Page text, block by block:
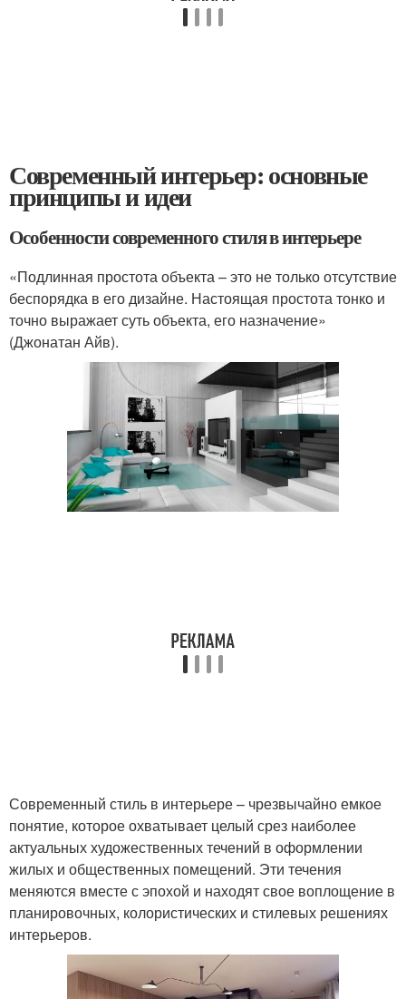
Современный интерьер: основные
принципы и идеи
Особенности современного стиля в интерьере
«Подлинная простота объекта – это не только отсутствие
беспорядка в его дизайне. Настоящая простота тонко и
точно выражает суть объекта, его назначение»
(Джонатан Айв).
Современный стиль в интерьере – чрезвычайно емкое
понятие, которое охватывает целый срез наиболее
актуальных художественных течений в оформлении
жилых и общественных помещений. Эти течения
меняются вместе с эпохой и находят свое воплощение в
планировочных, колористических и стилевых решениях
интерьеров.